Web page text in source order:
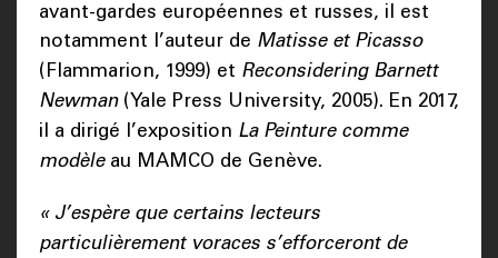
avant-gardes européennes et russes, il est
notamment l’auteur de Matisse et Picasso
(Flammarion, 1999) et Reconsidering Barnett
Newman(Yale Press University, 2005). En 2017,
il a dirigé l’exposition La Peinture comme
modèle au MAMCO de Genève.
« J’espère que certains lecteurs
particulièrement voraces s’efforceront de